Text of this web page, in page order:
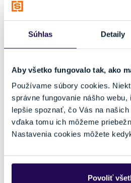
Súhlas Detaily
Aby všetko fungovalo tak, ako
Používame súbory cookies.
správne fungovanie nášho webu,
lepšie spoznať, čo Vás na
vďaka tomu ich môžeme
Nastavenia cookies môžete
Povoliť
Mirage/
4879,00 €